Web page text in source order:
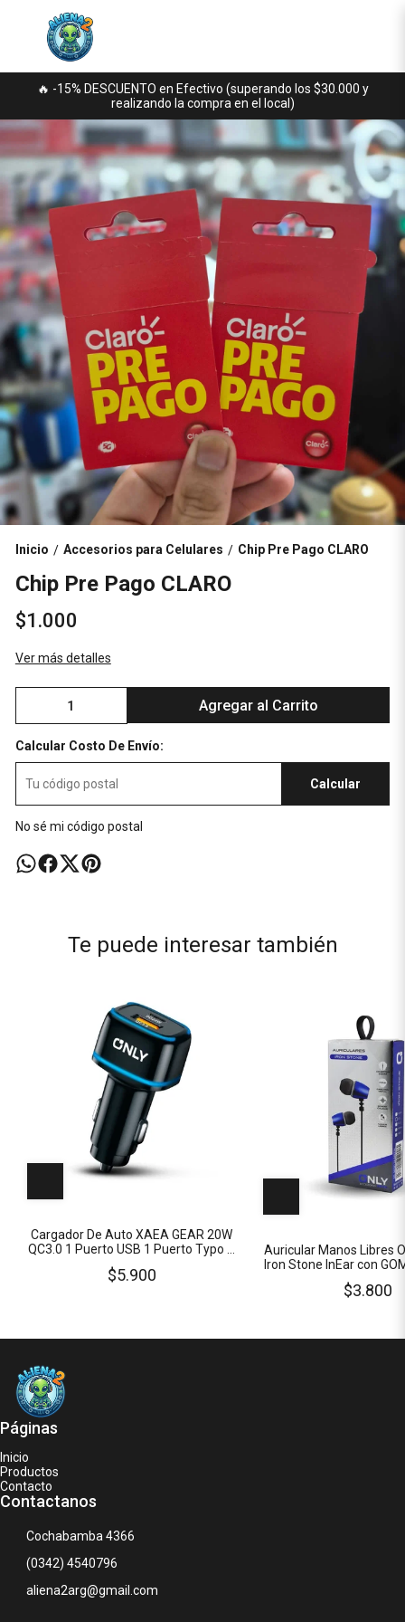
🔥 -15% DESCUENTO en Efectivo (superando los $30.000 y
realizando la compra en el local)
Inicio / Accesorios para Celulares / Chip Pre Pago CLARO
Chip Pre Pago CLARO
$1.000
Ver más detalles
Agregar al Carrito
Calcular Costo De Envío:
Calcular
No sé mi código postal
Te puede interesar también
Cargador De Auto XAEA GEAR 20W
QC3.0 1 Puerto USB 1 Puerto Typo C
Cable INCLUIDO
$5.900
Auricular Manos Libres
Iron Stone InEar con
1 Metro
$3.800
Páginas
Inicio
Productos
Contacto
Contactanos
Cochabamba 4366
(0342) 4540796
aliena2arg@gmail.com